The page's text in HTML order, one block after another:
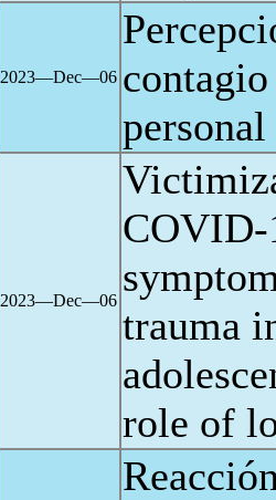
2023―Dec―06
2023―Dec―06
COVID-
trauma
role of